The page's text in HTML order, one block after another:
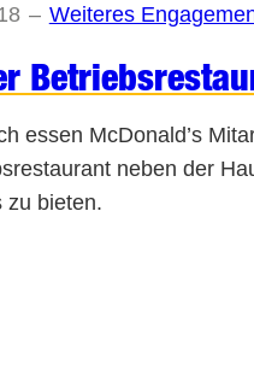
– Weiteres
essen McDonald’s
neben der
zu bieten.